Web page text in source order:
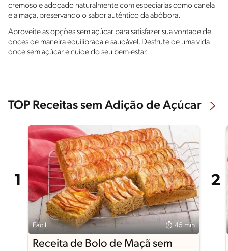
cremoso e adoçado naturalmente com especiarias como canela
e a maça, preservando o sabor autêntico da abóbora.
Aproveite as opções sem açúcar para satisfazer sua vontade de
doces de maneira equilibrada e saudável. Desfrute de uma vida
doce sem açúcar e cuide do seu bem-estar.
TOP Receitas sem Adição de Açúcar
Fácil 45 min
Receita de Bolo de Maçã sem